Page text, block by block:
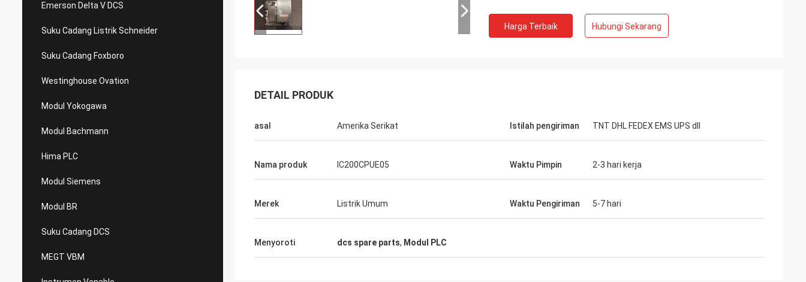
Emerson Delta V DCS
Suku Cadang Listrik Schneider
Suku Cadang Foxboro
Westinghouse Ovation
Modul Yokogawa
Modul Bachmann
Hima PLC
Modul Siemens
Modul BR
Suku Cadang DCS
MEGT VBM
Harga Terbaik Hubungi Sekarang
DETAIL PRODUK
asal Amerika Serikat Istilah pengiriman TNT DHL FEDEX EMS UPS dll
Nama produk IC200CPUE05 Waktu Pimpin 2-3 hari kerja
Merek Listrik Umum Waktu Pengiriman 5-7 hari
Menyoroti dcs spare parts, Modul PLC